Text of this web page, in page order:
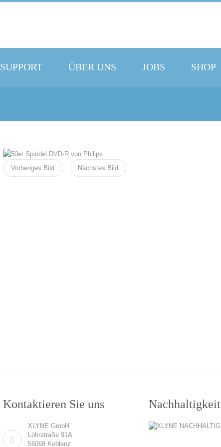
SUPPORT ÜBER UNS JOBS SHOP
Vorheriges Bild Nächstes Bild
Kontaktieren Sie uns
XLYNE GmbH
Löhrstraße 91A
56068 Koblenz
Nachhaltigkeit